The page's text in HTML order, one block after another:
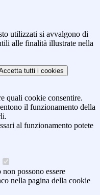
utilizzati si avvalgono di
alle finalità illustrate nella
tutti i cookies
quali cookie consentire.
il funzionamento della
al funzionamento potete
possono essere
nella pagina della cookie